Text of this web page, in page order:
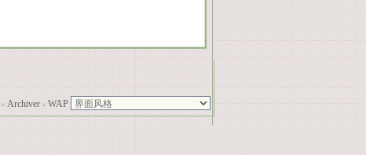
- Archiver - WAP